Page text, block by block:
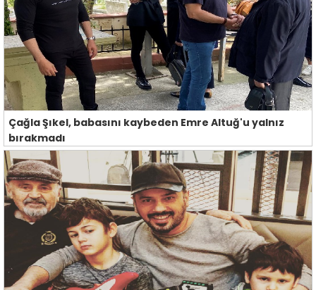
Çağla Şıkel, babasını kaybeden Emre Altuğ'u yalnız
bırakmadı